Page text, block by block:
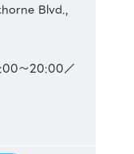
Blvd.,
～20:00／